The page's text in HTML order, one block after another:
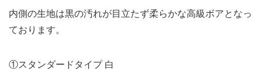
内側の生地は黒の汚れが目立たず柔らかな高級ボアとなっ
ております。
①スタンダードタイプ 白